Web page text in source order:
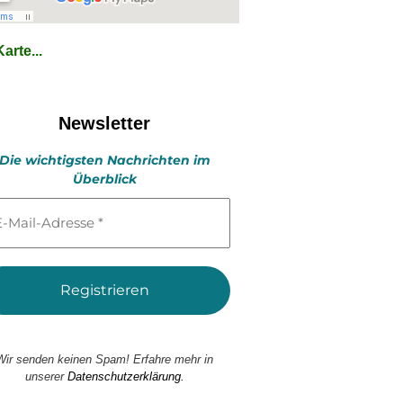
Newsletter
Die wichtigsten Nachrichten im
Überblick
senden keinen Spam! Erfahre mehr in
unserer Datenschutzerklärung.